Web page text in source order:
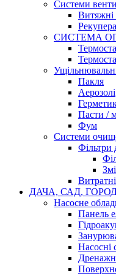
Системи
Витяжні
СИСТЕМА
Пакля
Аерозолі
Пасти /
Фум
Системи
Фільтри
ДАЧА, САД,
Насосне
Панель
Насосні